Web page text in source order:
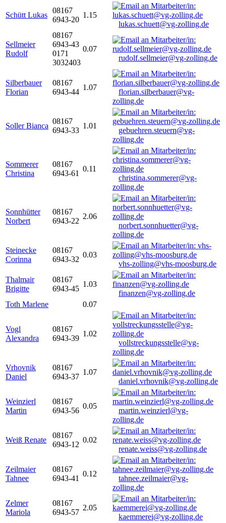
Schütt Lukas
08167
6943-20
1.15
lukas.schuett@vg-zolling.de
Sellmeier
Rudolf
08167
6943-43
0171
3032403
0.07
rudolf.sellmeier@vg-zolling.de
Silberbauer
Florian
08167
6943-44
1.07
florian.silberbauer@vg-
zolling.de
Soller Bianca
08167
6943-33
1.01
gebuehren.steuern@vg-
zolling.de
Sommerer
Christina
08167
6943-61
0.11
christina.sommerer@vg-
zolling.de
Sonnhütter
Norbert
08167
6943-22
2.06
norbert.sonnhuetter@vg-
zolling.de
Steinecke
Corinna
08167
6943-32
0.03
vhs-zolling@vhs-moosburg.de
Thalmair
Brigitte
08167
6943-45
1.03
finanzen@vg-zolling.de
Toth Marlene
0.07
Vogl
Alexandra
08167
6943-39
1.02
vollstreckungsstelle@vg-
zolling.de
Vrhovnik
Daniel
08167
6943-37
1.07
daniel.vrhovnik@vg-zolling.de
Weinzierl
Martin
08167
6943-56
0.05
martin.weinzierl@vg-
zolling.de
Weiß Renate
08167
6943-12
0.02
renate.weiss@vg-zolling.de
Zeilmaier
Tahnee
08167
6943-41
0.12
tahnee.zeilmaier@vg-
zolling.de
Zelmer
Mariola
08167
6943-57
2.05
kaemmerei@vg-zolling.de